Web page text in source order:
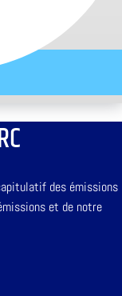
des émissions
et de notre